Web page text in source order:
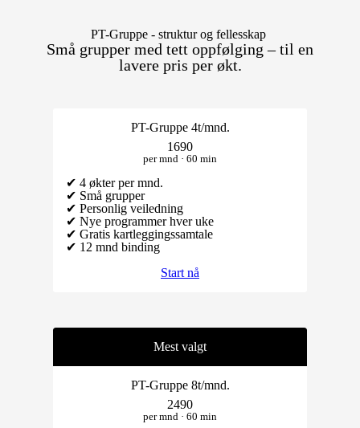
PT-Gruppe - struktur og fellesskap
Små grupper med tett oppfølging – til en
lavere pris per økt.
PT-Gruppe 4t/mnd.
1690
per mnd · 60 min
✔ 4 økter per mnd.
✔ Små grupper
✔ Personlig veiledning
✔ Nye programmer hver uke
✔ Gratis kartleggingssamtale
✔ 12 mnd binding
Start nå
Mest valgt
PT-Gruppe 8t/mnd.
2490
per mnd · 60 min